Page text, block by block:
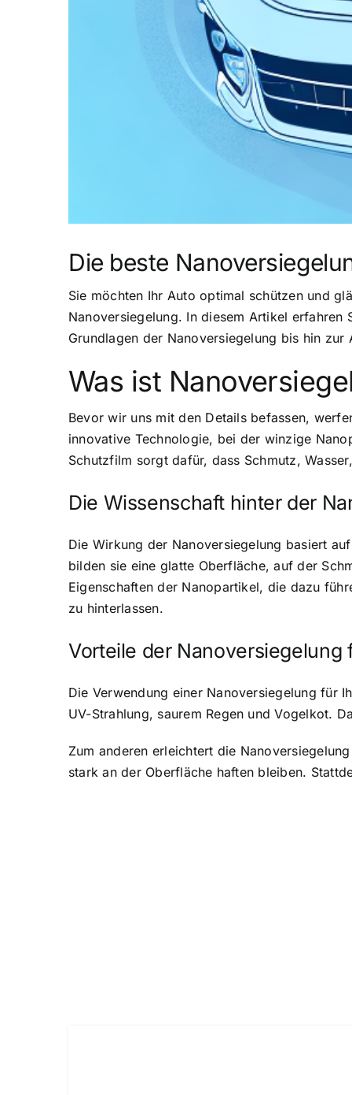
Die beste
Sie möchten Ihr Auto optimal schützen und
Nanoversiegelung. In diesem Artikel erfahren
Grundlagen der Nanoversiegelung bis hin
Was ist
Bevor wir uns mit den Details befassen,
innovative Technologie, bei der winzige
Schutzfilm sorgt dafür, dass Schmutz,
Die Wissenschaft hinter der
Die Wirkung der Nanoversiegelung basiert
bilden sie eine glatte Oberfläche, auf der
Eigenschaften der Nanopartikel, die dazu
zu hinterlassen.
Vorteile der Nanoversiegelung
Die Verwendung einer Nanoversiegelung für
UV-Strahlung, saurem Regen und Vogelkot.
Zum anderen erleichtert die
stark an der Oberfläche haften bleiben.